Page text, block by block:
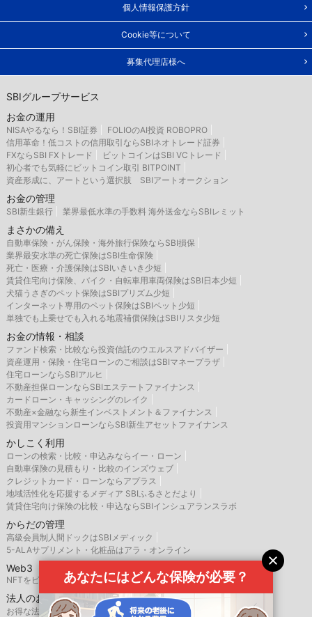
個人情報保護方針
Cookie等について
募集代理店様へ
SBIグループサービス
お金の運用
NISAやるなら！SBI証券
FOLIOのAI投資 ROBOPRO
信用革命！低コストの信用取引ならSBIネオトレード証券
FXならSBI FXトレード
ビットコインはSBI VCトレード
初心者でも気軽にビットコイン取引 BITPOINT
資産形成に、アートという選択肢 SBIアートオークション
お金の管理
SBI新生銀行 業界最低水準の手数料 海外送金ならSBIレミット
まさかの備え
自動車保険・がん保険・海外旅行保険ならSBI損保
業界最安水準の死亡保険はSBI生命保険
死亡・医療・介護保険はSBIいきいき少短
賃貸住宅向け保険、バイク・自転車用車両保険はSBI日本少短
犬猫うさぎのペット保険はSBIプリズム少短
インターネット専用のペット保険はSBIペット少短
単独でも上乗せでも入れる地震補償保険はSBIリスタ少短
お金の情報・相談
ファンド検索・比較なら投資信託のウエルスアドバイザー
資産運用・保険・住宅ローンのご相談はSBIマネープラザ
住宅ローンならSBIアルヒ
不動産担保ローンならSBIエステートファイナンス
カードローン・キャッシングのレイク
不動産×金融なら新生インベストメント＆ファイナンス
投資用マンションローンならSBI新生アセットファイナンス
かしこく利用
ローンの検索・比較・申込みならイー・ローン
自動車保険の見積もり・比較のインズウェブ
クレジットカード・ローンならアプラス
地域活性化を応援するメディア SBIふるさとだより
賃貸住宅向け保険の比較・申込ならSBIインシュアランスラボ
からだの管理
高級会員制人間ドックはSBIメディック
5-ALAサプリメント・化粧品はアラ・オンライン
Web3
NFTをビジネス活用するなら、SBINFT
法人のお客様
お得な法人向け優待サービスならSBIバリュープレイス
あなたにはどんな保険が必要？